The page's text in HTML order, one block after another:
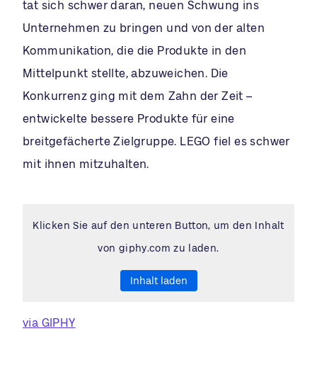
tat sich schwer daran, neuen Schwung ins
Unternehmen zu bringen und von der alten
Kommunikation, die die Produkte in den
Mittelpunkt stellte, abzuweichen. Die
Konkurrenz ging mit dem Zahn der Zeit –
entwickelte bessere Produkte für eine
breitgefächerte Zielgruppe. LEGO fiel es schwer
mit ihnen mitzuhalten.
Klicken Sie auf den unteren Button, um den Inhalt
von giphy.com zu laden.
Inhalt laden
via GIPHY